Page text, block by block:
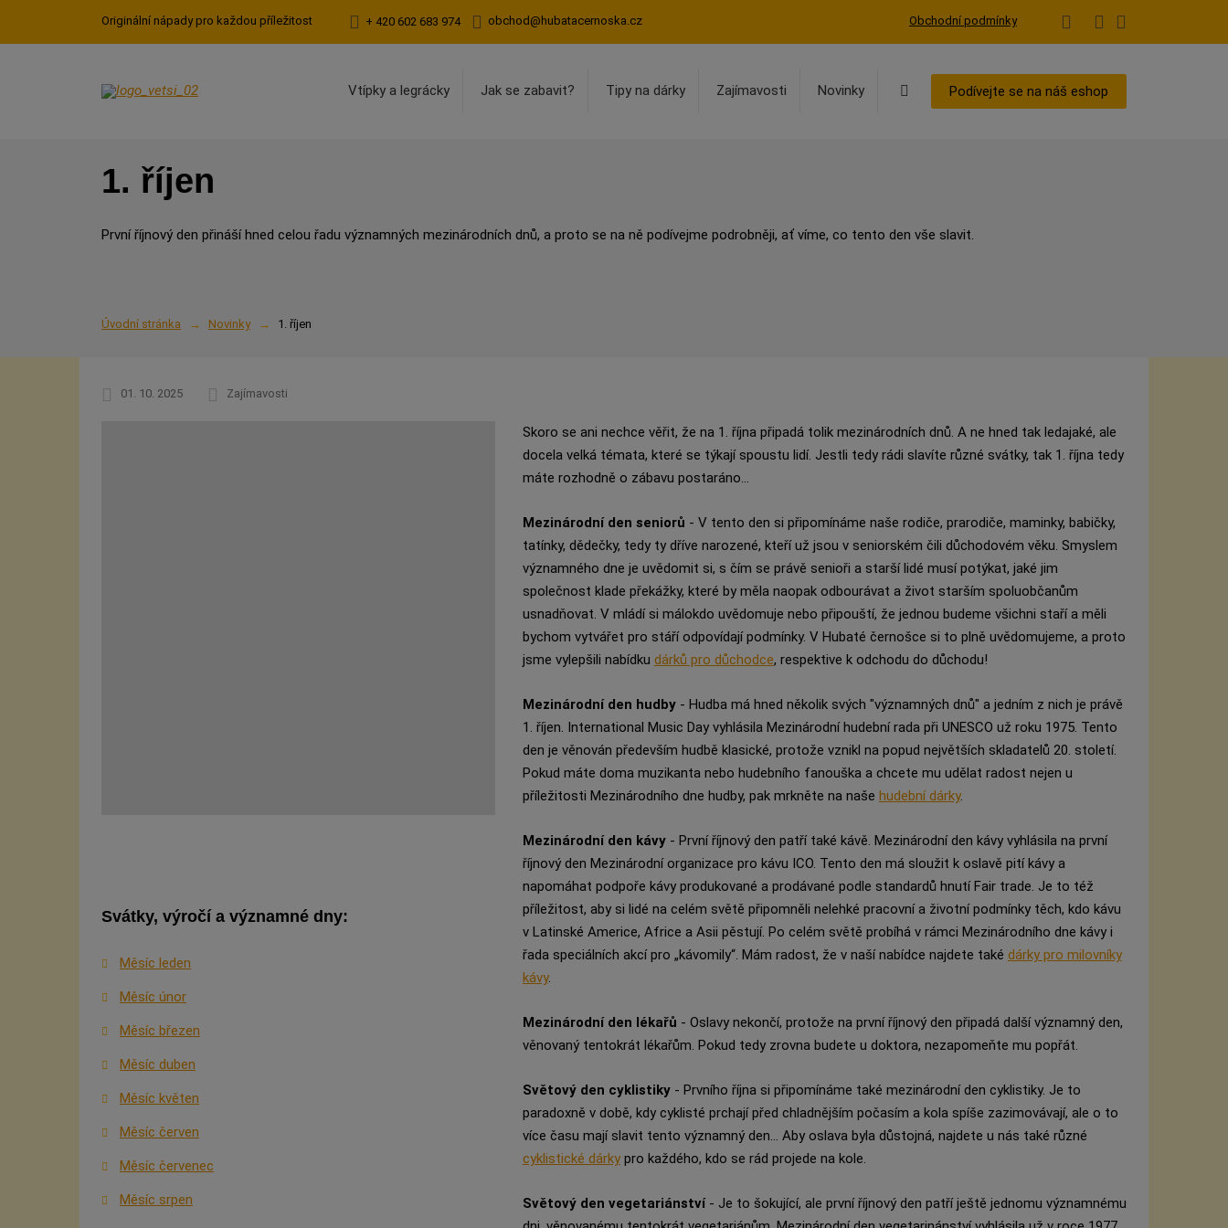
Originální nápady pro každou příležitost + 420 602 683 974 obchod@hubatacernoska.cz Obchodní podmínky
Vtípky a legrácky Jak se zabavit? Tipy na dárky Zajímavosti Novinky VyhledáváníPodívejte se na náš eshop
1. říjen
První říjnový den přináší hned celou řadu významných mezinárodních dnů, a proto se na ně podívejme podrobněji, ať víme, co tento den vše slavit.
Úvodní stránka Novinky 1. říjen
01. 10. 2025 Zajímavosti
Svátky, výročí a významné dny:
Měsíc leden
Měsíc únor
Měsíc březen
Měsíc duben
Měsíc květen
Měsíc červen
Měsíc červenec
Měsíc srpen
Skoro se ani nechce věřit, že na 1. října připadá tolik mezinárodních dnů. A ne hned tak ledajaké, ale
docela velká témata, které se týkají spoustu lidí. Jestli tedy rádi slavíte různé svátky, tak 1. října tedy
máte rozhodně o zábavu postaráno...
Mezinárodní den seniorů - V tento den si připomínáme naše rodiče, prarodiče, maminky, babičky,
tatínky, dědečky, tedy ty dříve narozené, kteří už jsou v seniorském čili důchodovém věku. Smyslem
významného dne je uvědomit si, s čím se právě senioři a starší lidé musí potýkat, jaké jim
společnost klade překážky, které by měla naopak odbourávat a život starším spoluobčanům
usnadňovat. V mládí si málokdo uvědomuje nebo připouští, že jednou budeme všichni staří a měli
bychom vytvářet pro stáří odpovídají podmínky. V Hubaté černošce si to plně uvědomujeme, a proto
jsme vylepšili nabídku dárků pro důchodce, respektive k odchodu do důchodu!
Mezinárodní den hudby- Hudba má hned několik svých "významných dnů" a jedním z nich je právě
1. říjen. International Music Day vyhlásila Mezinárodní hudební rada při UNESCO už roku 1975. Tento
den je věnován především hudbě klasické, protože vznikl na popud největších skladatelů 20. století.
Pokud máte doma muzikanta nebo hudebního fanouška a chcete mu udělat radost nejen u
příležitosti Mezinárodního dne hudby, pak mrkněte na naše hudební dárky.
Mezinárodní den kávy- První říjnový den patří také kávě. Mezinárodní den kávy vyhlásila na první
říjnový den Mezinárodní organizace pro kávu ICO. Tento den má sloužit k oslavě pití kávy a
napomáhat podpoře kávy produkované a prodávané podle standardů hnutí Fair trade. Je to též
příležitost, aby si lidé na celém světě připomněli nelehké pracovní a životní podmínky těch, kdo kávu
v Latinské Americe, Africe a Asii pěstují. Po celém světě probíhá v rámci Mezinárodního dne kávy i
řada speciálních akcí pro „kávomily“. Mám radost, že v naší nabídce najdete také dárky pro milovníky
kávy.
Mezinárodní den lékařů - Oslavy nekončí, protože na první říjnový den připadá další významný den,
věnovaný tentokrát lékařům. Pokud tedy zrovna budete u doktora, nezapomeňte mu popřát.
Světový den cyklistiky- Prvního října si připomínáme také mezinárodní den cyklistiky. Je to
paradoxně v době, kdy cyklisté prchají před chladnějším počasím a kola spíše zazimovávají, ale o to
více času mají slavit tento významný den... Aby oslava byla důstojná, najdete u nás také různé
cyklistické dárkypro každého, kdo se rád projede na kole.
Světový den vegetariánství- Je to šokující, ale první říjnový den patří ještě jednomu významnému